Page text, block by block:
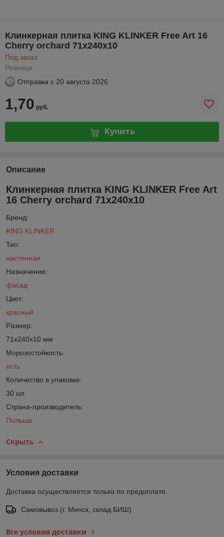
Клинкерная плитка KING KLINKER Free Art 16
Cherry orchard 71x240x10
Под заказ
Розница
Отправка с 20 августа 2026
1,70 руб.
Купить
Описание
Клинкерная плитка KING KLINKER Free Art
16 Cherry orchard 71x240x10
Бренд:
KING KLINKER
Тип:
настенная
Назначение:
фасад
Цвет:
красный
Размер:
71x240x10 мм
Морозостойкость:
есть
Количество в упаковке:
30 шт.
Страна-производитель:
Польша
Скрыть
Условия доставки
Доставка осуществляется только по предоплате.
Самовывоз (г. Минск, склад БИШ)
Все условия доставки